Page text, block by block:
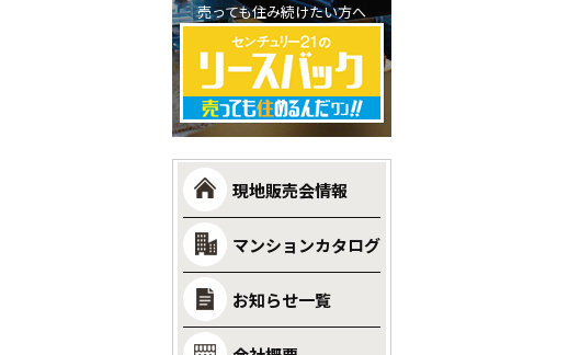
売っても住み続けたい方へ
現地販売会情報
マンションカタログ
お知らせ一覧